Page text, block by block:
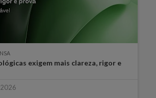
exigem mais clareza, rigor e